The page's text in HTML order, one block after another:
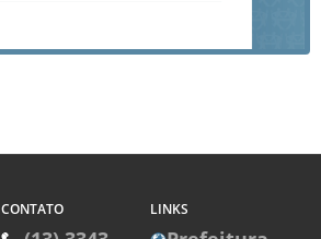
CONTATO LINKS